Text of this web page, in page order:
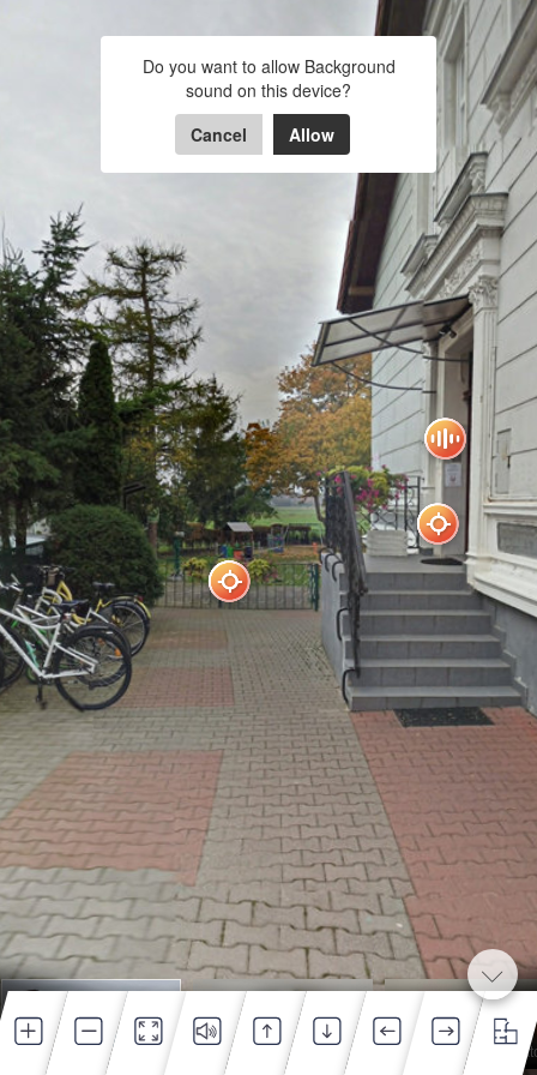
Wejście Gabinet specjalistyczny Gabinet Pani
Do you want to allow Background
sound on this device?
Cancel
Allow
Spacer po Przedszkolu
Powered by Lapentor - the best Virtual Tour Software